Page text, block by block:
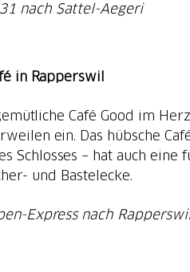
nach Sattel-Aegeri
in Rapperswil
Café Good im
ein. Das hübsche
Schlosses – hat auch eine
und Bastelecke.
Express nach